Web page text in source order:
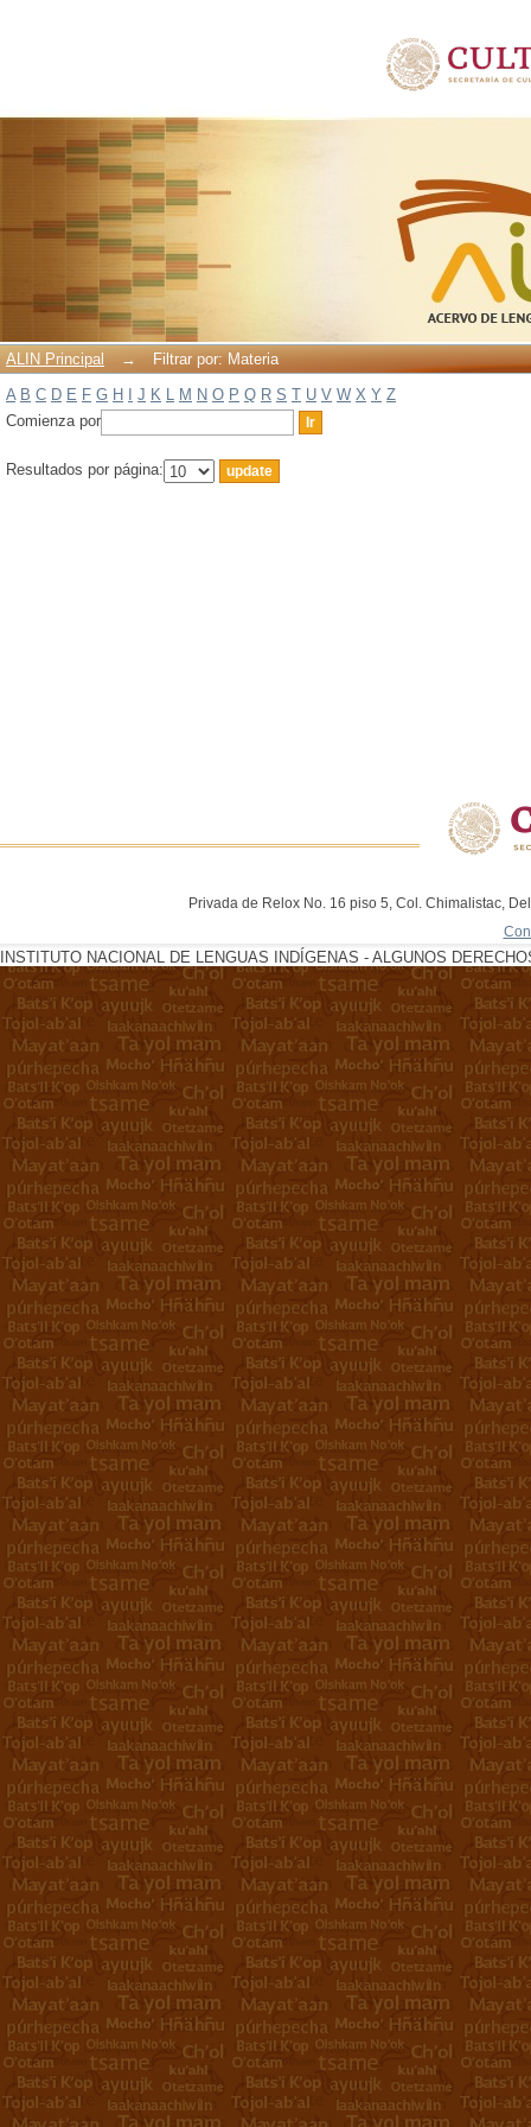
ALIN Principal →
Filtrar por: Materia
A B C D E F G H J K L M N O P Q R S T U V W X Y Z
Comienza por
Resultados por página:
Privada de Relox No. 16 piso 5, Col. Chimalistac,
INSTITUTO NACIONAL DE LENGUAS INDÍGENAS - ALGUNOS